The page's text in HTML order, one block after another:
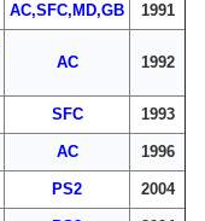
AC,SFC,MD,GB 1991
AC 1992
SFC 1993
AC 1996
PS2 2004